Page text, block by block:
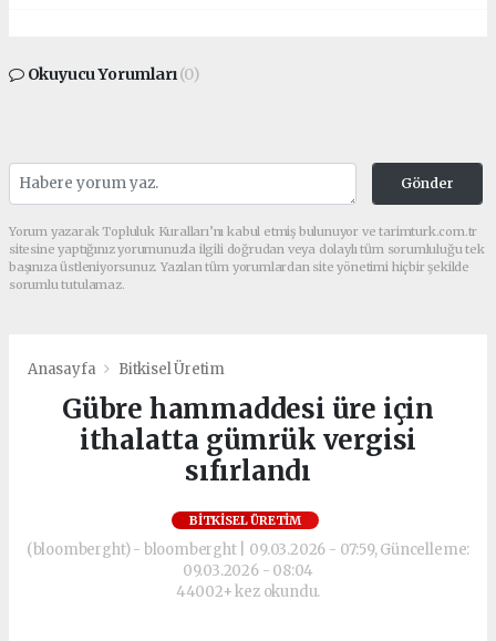
Okuyucu Yorumları(0)
Gönder
Yorum yazarak Topluluk Kuralları’nı kabul etmiş bulunuyor ve tarimturk.com.tr
sitesine yaptığınız yorumunuzla ilgili doğrudan veya dolaylı tüm sorumluluğu tek
başınıza üstleniyorsunuz. Yazılan tüm yorumlardan site yönetimi hiçbir şekilde
sorumlu tutulamaz.
Anasayfa Bitkisel Üretim
Gübre hammaddesi üre için
ithalatta gümrük vergisi
sıfırlandı
BITKISEL ÜRETIM
(bloomberght) - bloomberght | 09.03.2026 - 07:59, Güncelleme:
09.03.2026 - 08:04
44002+ kez okundu.